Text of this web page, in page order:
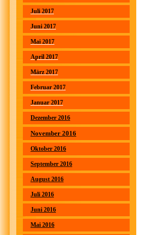
Juli 2017
Juni 2017
Mai 2017
April 2017
März 2017
Februar 2017
Januar 2017
Dezember 2016
November 2016
Oktober 2016
September 2016
August 2016
Juli 2016
Juni 2016
Mai 2016